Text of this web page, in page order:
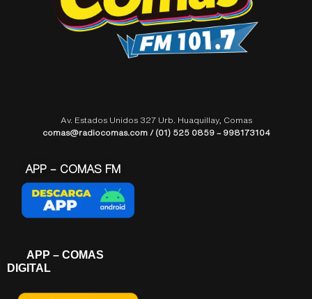
Av. Estados Unidos 327 Urb. Huaquillay, Comas
comas@radiocomas.com / (01) 525 0859 – 998173104
APP – COMAS FM
APP – COMAS
DIGITAL